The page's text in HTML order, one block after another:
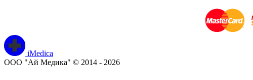
iMedica
ООО "Ай Медика" © 2014 - 2026